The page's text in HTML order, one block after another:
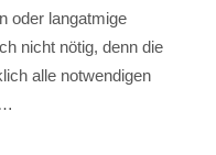
oder langatmige
nicht nötig, denn die
alle notwendigen